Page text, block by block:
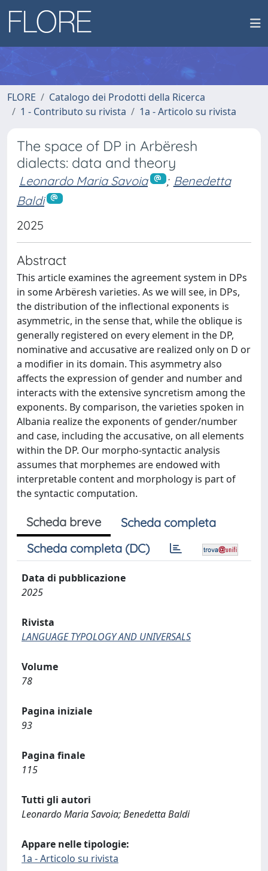
FLORE
Catalogo dei Prodotti della Ricerca
1 - Contributo su rivista
1a - Articolo su rivista
The space of DP in Arbëresh
dialects: data and theory
Leonardo Maria Savoia ; Benedetta
Baldi
2025
Abstract
This article examines the agreement system in DPs
in some Arbëresh varieties. As we will see, in DPs,
the distribution of the inflectional exponents is
asymmetric, in the sense that, while the oblique is
generally registered on every element in the DP,
nominative and accusative are realized only on D or
a modifier in its domain. This asymmetry also
affects the expression of gender and number and
interacts with the extensive syncretism among the
exponents. By comparison, the varieties spoken in
Albania realize the exponents of gender/number
and case, including the accusative, on all elements
within the DP. Our morpho-syntactic analysis
assumes that morphemes are endowed with
interpretable content and morphology is part of
the syntactic computation.
Scheda breve
Scheda completa
Scheda completa (DC)
Data di pubblicazione
2025
Rivista
LANGUAGE TYPOLOGY AND UNIVERSALS
Volume
78
Pagina iniziale
93
Pagina finale
115
Tutti gli autori
Leonardo Maria Savoia; Benedetta Baldi
Appare nelle tipologie:
1a - Articolo su rivista